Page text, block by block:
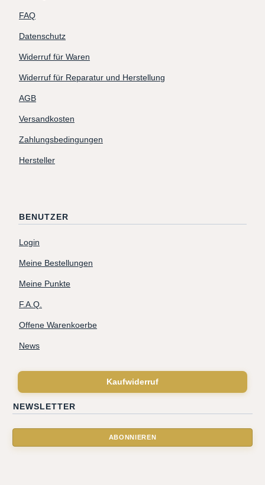
FAQ
Datenschutz
Widerruf für Waren
Widerruf für Reparatur und Herstellung
AGB
Versandkosten
Zahlungsbedingungen
Hersteller
BENUTZER
Login
Meine Bestellungen
Meine Punkte
F.A.Q.
Offene Warenkoerbe
News
Kaufwiderruf
NEWSLETTER